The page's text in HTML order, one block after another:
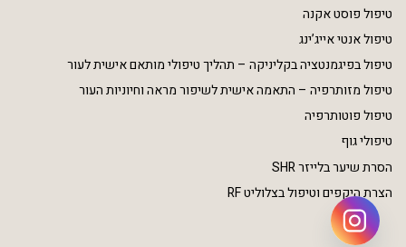
טיפול פוסט אקנה
טיפול אנטי אייג’ינג
טיפול בפיגמנטציה בקליניקה – תהליך טיפולי מותאם אישית לעור
טיפול מזותרפיה – התאמה אישית לשיפור מראה וחיוניות העור
טיפול פוטותרפיה
טיפולי גוף
הסרת שיער בלייזר SHR
הצרת היקפים וטיפול בצלוליט RF